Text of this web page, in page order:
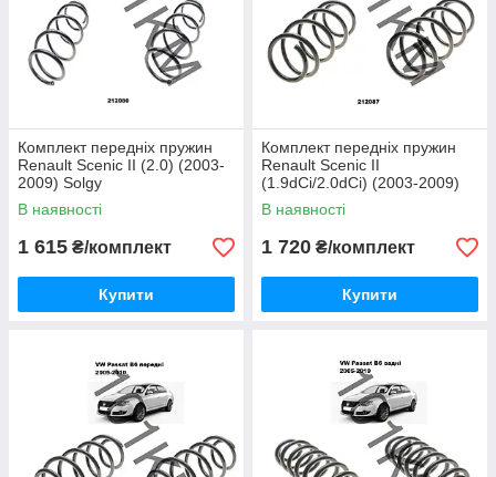
Комплект передніх пружин
Renault Scenic II (2.0) (2003-
2009) Solgy
В наявності
1 615 ₴/комплект
Купити
Комплект передніх пружин
Renault Scenic II
(1.9dCi/2.0dCi) (2003-2009)
Solgy
В наявності
1 720 ₴/комплект
Купити